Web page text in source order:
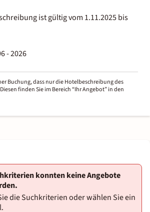
ist gültig vom 1.11.2025 bis
- 2026
Buchung, dass nur die Hotelbeschreibung des
finden Sie im Bereich “Ihr Angebot” in den
konnten keine Angebote
die Suchkriterien oder wählen Sie ein